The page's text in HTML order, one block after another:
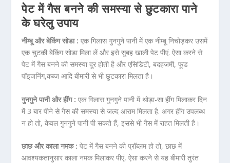
पेट में गैस बनने की समस्या से छुटकारा पाने
के घरेलु उपाय
नीम्बू और बेकिंग सोडा : एक गिलास गुनगुने पानी में एक नीम्बू निचोड़कर उसमें
एक चुटकी बेकिंग सोडा मिला लें और इसे सुबह खाली पेट पीएं. ऐसा करने से
पेट में गैस बनने की समस्या दूर होती है और एसिडिटी, बदहजमी, फूड
पॉइजनिंग,कब्ज आदि बीमारी से भी छुटकारा मिलता है।
गुनगुने पानी और हींग : एक गिलास गुनगुने पानी में थोड़ा-सा हींग मिलाकर दिन
में 3 बार पीने से गैस की समस्या से जल्द आराम मिलता है. अगर हींग उपलब्ध
न हो तो, केवल गुनगुने पानी पी सकते हैं, इससे भी गैस में राहत मिलती है।
छाछ और काला नमक : पेट में गैस बनने की प्रॉब्लम हो तो, छाछ में
आवश्यकतानुसार काला नमक मिलाकर पीएं, ऐसा करने से यह बीमारी तुरंत